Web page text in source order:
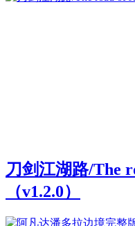
刀剑江湖路/The
（v1.2.0）